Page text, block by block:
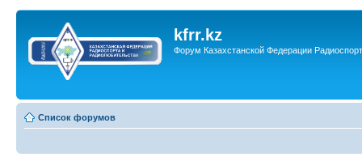
kfrr.kz
Форум Казахстанской Федерации
Список форумов